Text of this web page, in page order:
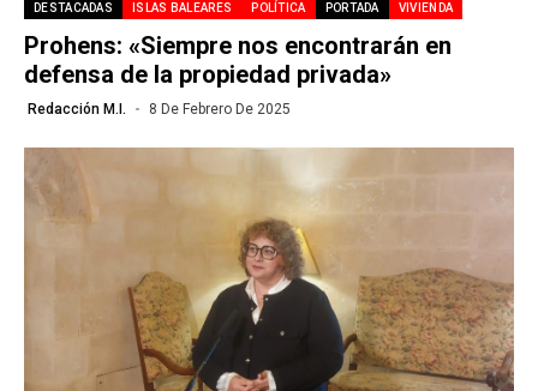
DESTACADAS ISLAS BALEARES POLÍTICA PORTADA VIVIENDA
Prohens: «Siempre nos encontrarán en
defensa de la propiedad privada»
Redacción M.I. 8 De Febrero De 2025